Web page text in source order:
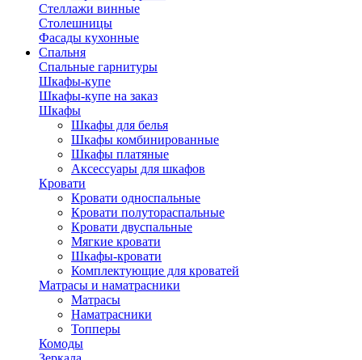
Стеллажи винные
Столешницы
Фасады кухонные
Спальня
Спальные гарнитуры
Шкафы-купе
Шкафы-купе на заказ
Шкафы
Шкафы для белья
Шкафы комбинированные
Шкафы платяные
Аксессуары для шкафов
Кровати
Кровати односпальные
Кровати полутораспальные
Кровати двуспальные
Мягкие кровати
Шкафы-кровати
Комплектующие для кроватей
Матрасы и наматрасники
Матрасы
Наматрасники
Топперы
Комоды